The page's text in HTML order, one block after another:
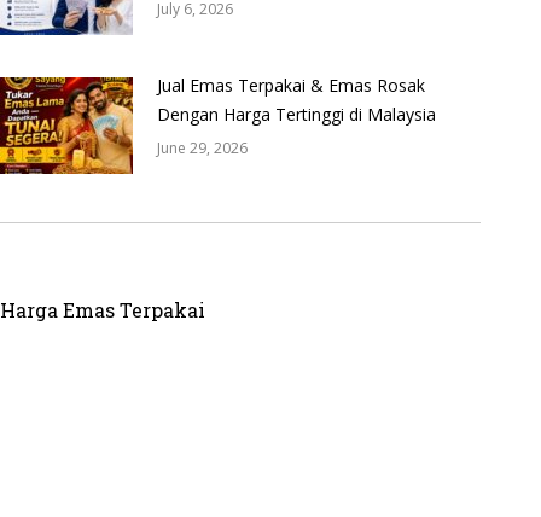
July 6, 2026
Jual Emas Terpakai & Emas Rosak
Dengan Harga Tertinggi di Malaysia
June 29, 2026
Harga Emas Terpakai